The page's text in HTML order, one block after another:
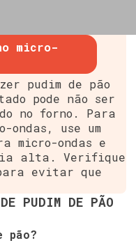
micro-
pudim de pão
pode não ser
no forno. Para
ondas, use um
micro-ondas e
alta. Verifique
evitar que
PUDIM DE PÃO
pão?